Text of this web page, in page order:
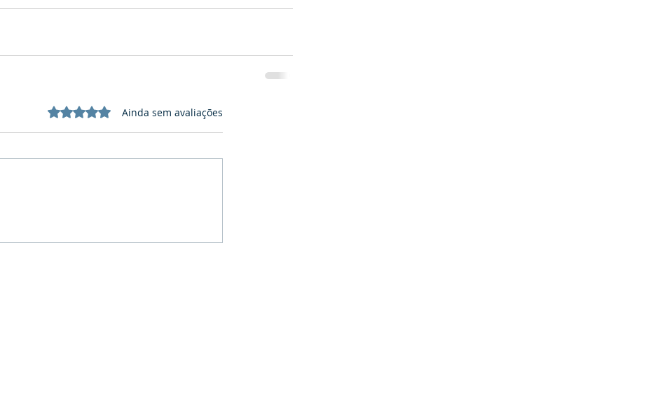
Avaliado com 0 de 5 estrelas.
Ainda sem avaliações